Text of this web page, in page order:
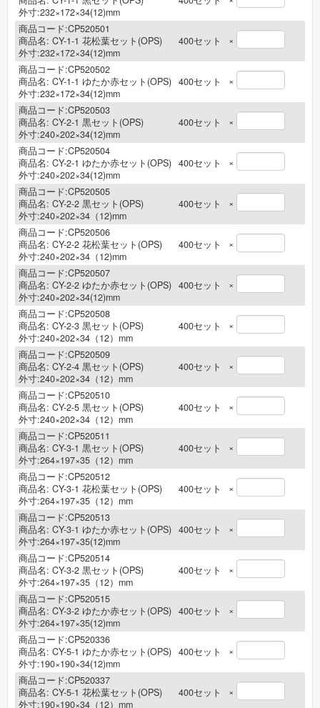
外寸:232×172×34(12)mm
商品コード:CP520501
商品名: CY-1-1 花松葉セット(OPS)
外寸:232×172×34(12)mm
400セット ×
商品コード:CP520502
商品名: CY-1-1 ゆたか赤セット(OPS)
外寸:232×172×34(12)mm
400セット ×
商品コード:CP520503
商品名: CY-2-1 黒セット(OPS)
外寸:240×202×34(12)mm
400セット ×
商品コード:CP520504
商品名: CY-2-1 ゆたか赤セット(OPS)
外寸:240×202×34(12)mm
400セット ×
商品コード:CP520505
商品名: CY-2-2 黒セット(OPS)
外寸:240×202×34（12)mm
400セット ×
商品コード:CP520506
商品名: CY-2-2 花松葉セット(OPS)
外寸:240×202×34（12)mm
400セット ×
商品コード:CP520507
商品名: CY-2-2 ゆたか赤セット(OPS)
外寸:240×202×34(12)mm
400セット ×
商品コード:CP520508
商品名: CY-2-3 黒セット(OPS)
外寸:240×202×34（12）mm
400セット ×
商品コード:CP520509
商品名: CY-2-4 黒セット(OPS)
外寸:240×202×34（12）mm
400セット ×
商品コード:CP520510
商品名: CY-2-5 黒セット(OPS)
外寸:240×202×34（12）mm
400セット ×
商品コード:CP520511
商品名: CY-3-1 黒セット(OPS)
外寸:264×197×35（12）mm
400セット ×
商品コード:CP520512
商品名: CY-3-1 花松葉セット(OPS)
外寸:264×197×35（12）mm
400セット ×
商品コード:CP520513
商品名: CY-3-1 ゆたか赤セット(OPS)
外寸:264×197×35(12)mm
400セット ×
商品コード:CP520514
商品名: CY-3-2 黒セット(OPS)
外寸:264×197×35（12）mm
400セット ×
商品コード:CP520515
商品名: CY-3-2 ゆたか赤セット(OPS)
外寸:264×197×35(12)mm
400セット ×
商品コード:CP520336
商品名: CY-5-1 ゆたか赤セット(OPS)
外寸:190×190×34(12)mm
400セット ×
商品コード:CP520337
商品名: CY-5-1 花松葉セット(OPS)
外寸:190×190×34（12）mm
400セット ×